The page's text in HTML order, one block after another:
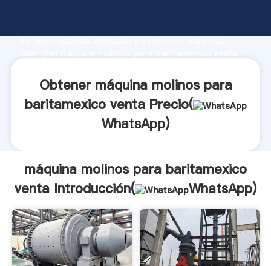
de investigación avanzada y excelente servicio,
clientes.Obtener máquina molinos para
baritamexico venta Precio(
WhatsApp)
máquina molinos para baritamexico
venta Introducción(
WhatsApp)